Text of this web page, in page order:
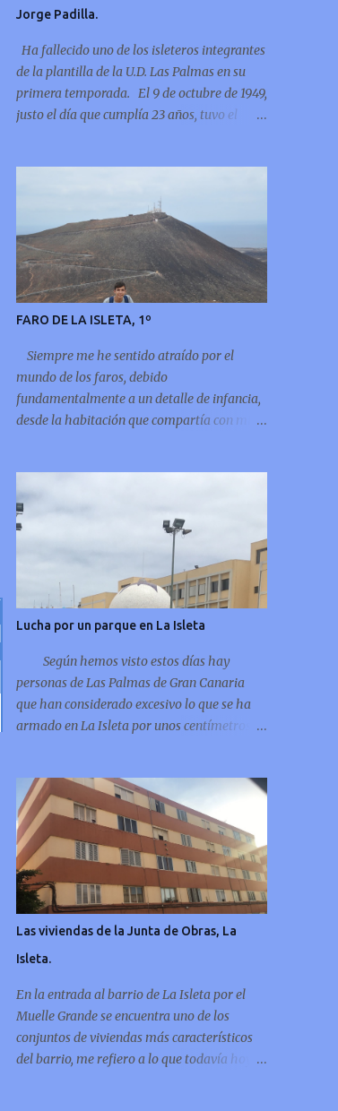
Jorge Padilla.
Ha fallecido uno de los isleteros integrantes
de la plantilla de la U.D. Las Palmas en su
primera temporada. El 9 de octubre de 1949,
justo el día que cumplía 23 años, tuvo el
FARO DE LA ISLETA, 1º
Siempre me he sentido atraído por el
mundo de los faros, debido
fundamentalmente a un detalle de infancia,
desde la habitación que compartía con mi
encima de la montaña del Vigía, por eso
siempre he leído sobre el tema y ahora
incluso me atrevo a compartir unos
pequeños apuntes del faro de mi infancia, el
faro de La Isleta: La Montaña del Faro, vista
desde la Montaña Colorada.
Lucha por un parque en La Isleta
Según hemos visto estos días hay
personas de Las Palmas de Gran Canaria
que han considerado excesivo lo que se ha
armado en La Isleta por unos centímetros de
Las viviendas de la Junta de Obras, La
Isleta.
En la entrada al barrio de La Isleta por el
Muelle Grande se encuentra uno de los
conjuntos de viviendas más característicos
del barrio, me refiero a lo que todavía hoy se